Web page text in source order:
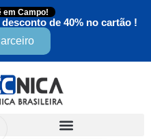
em Campo!
de 40% no cartão !